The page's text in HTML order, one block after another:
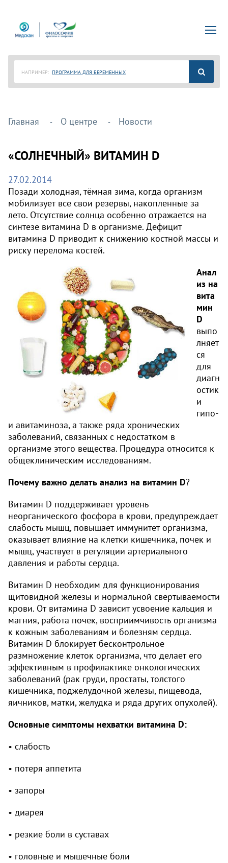
НАПРИМЕР: ПРОГРАММА ДЛЯ БЕРЕМЕННЫХ
Главная О центре Новости
«СОЛНЕЧНЫЙ» ВИТАМИН D
27.02.2014
Позади холодная, тёмная зима, когда организм
мобилизует все свои резервы, накопленные за
лето. Отсутствие солнца особенно отражается на
синтезе витамина D в организме. Дефицит
витамина D приводит к снижению костной массы и
риску перелома костей.
Анал
из на
вита
мин
D
выпо
лняет
ся
для
диагн
остик
и
гипо-
и авитаминоза, а также ряда хронических
заболеваний, связанных с недостатком в
организме этого вещества. Процедура относится к
общеклиническим исследованиям.
Почему важно делать анализ на витамин D?
Витамин D поддерживает уровень
неорганического фосфора в крови, предупреждает
слабость мышц, повышает иммунитет организма,
оказывает влияние на клетки кишечника, почек и
мышц, участвует в регуляции артериального
давления и работы сердца.
Витамин D необходим для функционирования
щитовидной железы и нормальной свертываемости
крови. От витамина D зависит усвоение кальция и
магния, работа почек, восприимчивость организма
к кожным заболеваниям и болезням сердца.
Витамин D блокирует бесконтрольное
размножение клеток организма, что делает его
эффективным в профилактике онкологических
заболеваний (рак груди, простаты, толстого
кишечника, поджелудочной железы, пищевода,
яичников, матки, желудка и ряда других опухолей).
Основные симптомы нехватки витамина D:
• слабость
• потеря аппетита
• запоры
• диарея
• резкие боли в суставах
• головные и мышечные боли